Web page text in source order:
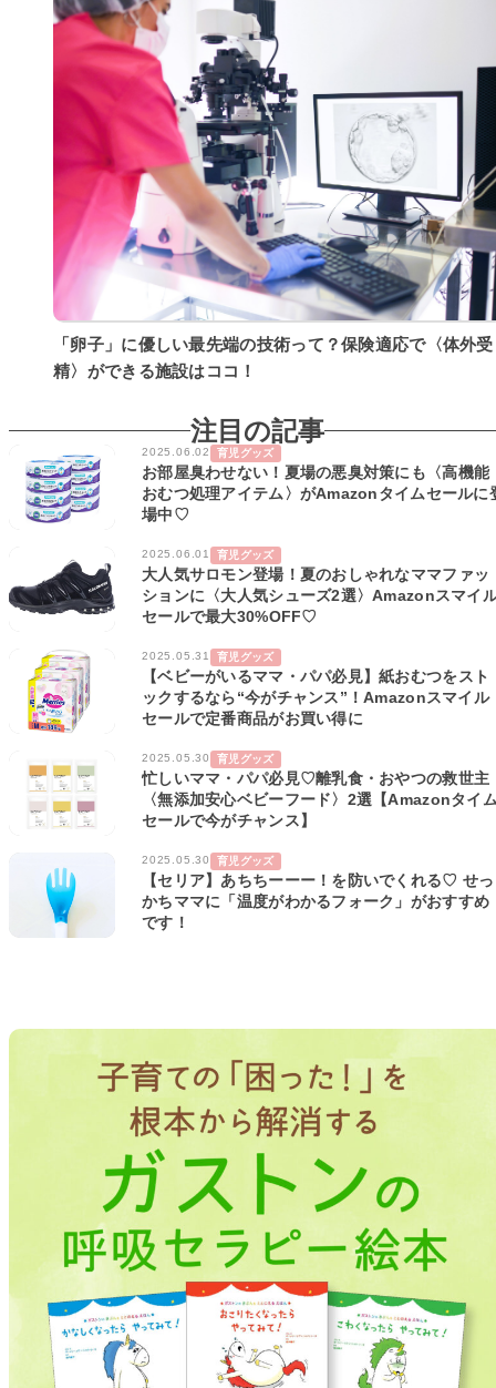
「卵子」に優しい最先端の技術って？保険適応で〈体外受
精〉ができる施設はココ！
注目の記事
2025.06.02 育児グッズ
お部屋臭わせない！夏場の悪臭対策にも〈高機能
おむつ処理アイテム〉がAmazonタイムセールに
場中♡
2025.06.01 育児グッズ
大人気サロモン登場！夏のおしゃれなママファッ
ションに〈大人気シューズ2選〉Amazonスマイ
セールで最大30%OFF♡
2025.05.31 育児グッズ
【ベビーがいるママ・パパ必見】紙おむつをスト
ックするなら“今がチャンス”！Amazonスマイル
セールで定番商品がお買い得に
2025.05.30 育児グッズ
忙しいママ・パパ必見♡離乳食・おやつの救世主
〈無添加安心ベビーフード〉2選【Amazonタイ
セールで今がチャンス】
2025.05.30 育児グッズ
【セリア】あちちーーー！を防いでくれる♡ せっ
かちママに「温度がわかるフォーク」がおすすめ
です！